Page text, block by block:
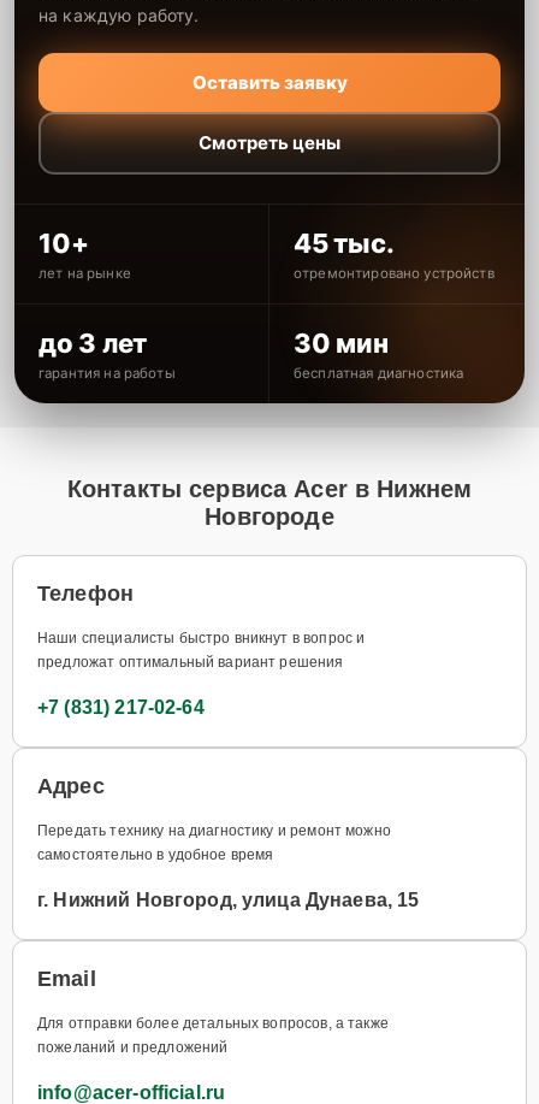
на каждую работу.
Оставить заявку
Смотреть цены
10+
лет на рынке
45 тыс.
отремонтировано устройств
до 3 лет
гарантия на работы
30 мин
бесплатная диагностика
Контакты сервиса Acer в Нижнем
Новгороде
Телефон
Наши специалисты быстро вникнут в вопрос и
предложат оптимальный вариант решения
+7 (831) 217-02-64
Адрес
Передать технику на диагностику и ремонт можно
самостоятельно в удобное время
г. Нижний Новгород, улица Дунаева, 15
Email
Для отправки более детальных вопросов, а также
пожеланий и предложений
info@acer-official.ru